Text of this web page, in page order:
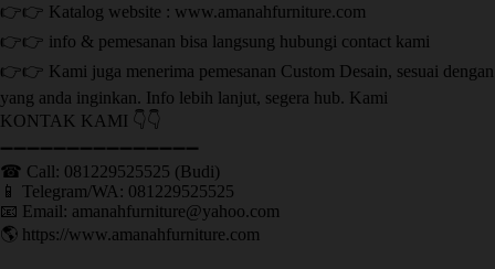
👉👉 Katalog website : www.amanahfurniture.com
👉👉 info & pemesanan bisa langsung hubungi contact kami
👉👉 Kami juga menerima pemesanan Custom Desain, sesuai dengan
yang anda inginkan. Info lebih lanjut, segera hub. Kami
KONTAK KAMI 👇👇
➖➖➖➖➖➖➖➖➖➖➖➖➖➖➖ ㅤ
☎ Call: 081229525525 (Budi)
📱 Telegram/WA: 081229525525
📧 Email: amanahfurniture@yahoo.com
🌎 https://www.amanahfurniture.com